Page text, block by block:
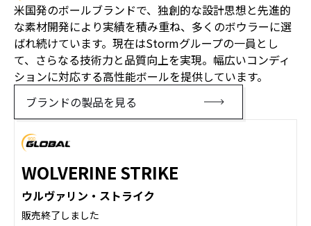
米国発のボールブランドで、独創的な設計思想と先進的
な素材開発により実績を積み重ね、多くのボウラーに選
ばれ続けています。現在はStormグループの一員とし
て、さらなる技術力と品質向上を実現。幅広いコンディ
ションに対応する高性能ボールを提供しています。
ブランドの製品を見る
WOLVERINE STRIKE
ウルヴァリン・ストライク
販売終了しました